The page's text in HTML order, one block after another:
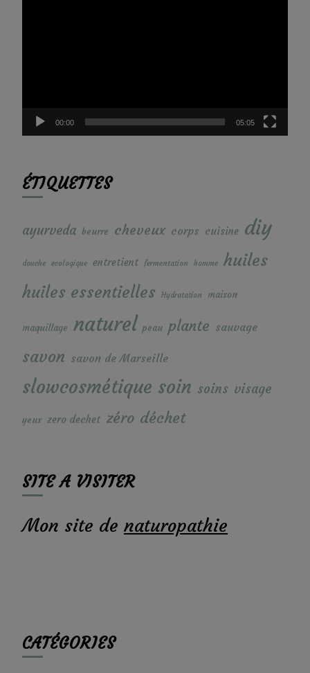
00:00 05:05
ÉTIQUETTES
ayurveda beurre cheveux corps cuisine diy
douche ecologique entretient fermentation homme huiles
huiles essentielles Hydratation maison
maquillage naturel peau plante sauvage
savon savon de Marseille
slowcosmétique soin soins visage
yeux zero dechet zéro déchet
SITE A VISITER
Mon site de naturopathie
CATÉGORIES